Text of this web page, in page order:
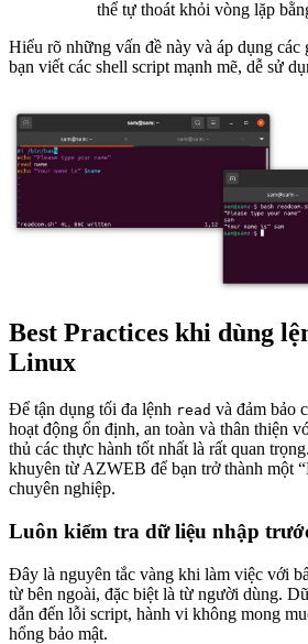
thể tự thoát khỏi vòng lặp
Hiểu rõ những vấn đề này và áp dụng các
bạn viết các shell script mạnh mẽ, dễ sử
Best Practices khi dùng
Linux
Để tận dụng tối đa lệnh read và đảm bảo
hoạt động ổn định, an toàn và thân thiện
thủ các thực hành tốt nhất là rất quan
khuyên từ AZWEB để bạn trở thành một
chuyên nghiệp.
Luôn kiểm tra dữ liệu nhập
Đây là nguyên tắc vàng khi làm việc với
từ bên ngoài, đặc biệt là từ người dùng.
dẫn đến lỗi script, hành vi không mong
hổng bảo mật.